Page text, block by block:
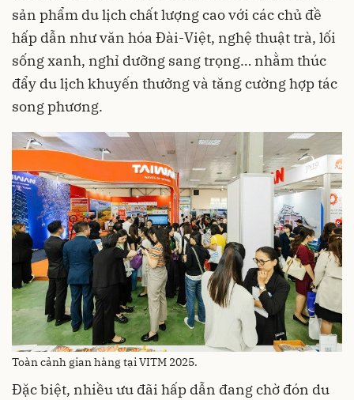
sản phẩm du lịch chất lượng cao với các chủ đề
hấp dẫn như văn hóa Đài-Việt, nghệ thuật trà, lối
sống xanh, nghỉ dưỡng sang trọng… nhằm thúc
đẩy du lịch khuyến thưởng và tăng cường hợp tác
song phương.
Toàn cảnh gian hàng tại VITM 2025.
Đặc biệt, nhiều ưu đãi hấp dẫn đang chờ đón du